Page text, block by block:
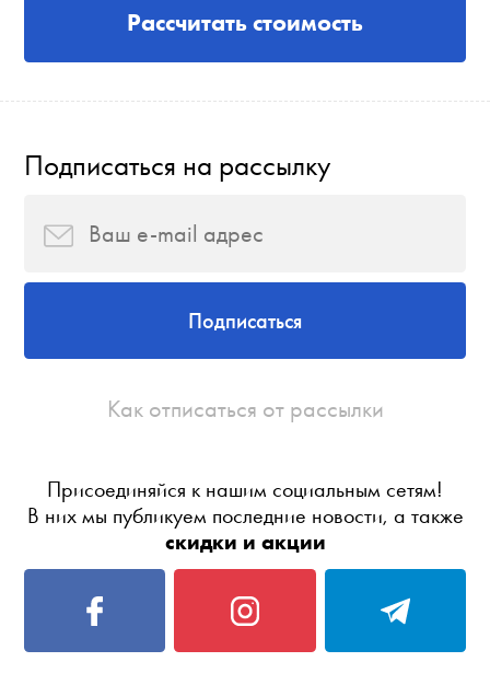
Рассчитать стоимость
Подписаться на рассылку
Подписаться
Как отписаться от рассылки
Присоединяйся к нашим социальным сетям!
В них мы публикуем последние новости, а также
скидки и акции